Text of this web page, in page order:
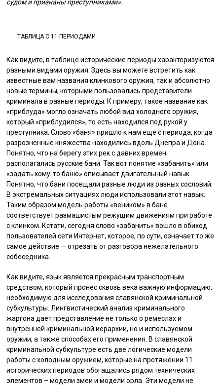
судом и признаны преступниками».
ТАБЛИЦА С 11 ПЕРИОДАМИ
Как видите, в таблице исторические периоды характеризуются
разными видами оружия. Здесь вы можете встретить как
известные вам названия клинкового оружия, так и абсолютно
новые термины, которыми пользовались представители
криминала в разные периоды. К примеру, такое название как
«приблуда» могло означать любой вид холодного оружия,
который «приблудился», то есть находился под рукой у
преступника. Слово «баня» пришло к нам еще с периода, когда
разрозненные княжества находились вдоль Днепра и Дона.
Понятно, что на берегу этих рек с давних времен
располагались русские бани. Так вот понятие «забанить» или
«задать кому-то баню» описывает двигательный навык.
Понятно, что бани посещали разные люди из разных сословий.
В экстремальных ситуациях люди использовали этот навык.
Таким образом модель работы «веником» в бане
соответствует размашистым режущим движениям при работе
с клинком. Кстати, сегодня слово «забанить» вошло в обиход
пользователей сети Интернет, которое, по сути, означает то же
самое действие — отрезать от разговора нежелательного
собеседника.
Как видите, язык является прекрасным транспортным
средством, который пронес сквозь века важную информацию,
необходимую для исследования славянской криминальной
субкультуры. Лингвистический анализ криминального
жаргона дает представление не только о ремеслах и
внутренней криминальной иерархии, но и используемом
оружии, а также способах его применения. В славянской
криминальной субкультуре есть две логические модели
работы с холодным оружием, которые на протяжении 11
исторических периодов обогащались рядом технических
элементов – модели змеи и модели орла. Эти модели не